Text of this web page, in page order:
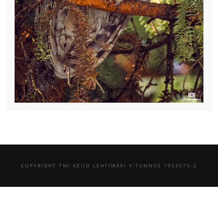
COPYRIGHT TMI KEIJO LEHTIMÄKI Y-TUNNUS 1903075-2